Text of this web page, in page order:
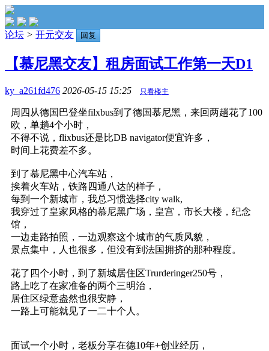
论坛 > 开元交友 回复
【慕尼黑交友】租房面试工作第一天D1
ky_a261fd476 2026-05-15 15:25 只看楼主
周四从德国巴登坐filxbus到了德国慕尼黑，来回两趟花了100
欧，单趟4个小时，
不得不说，flixbus还是比DB navigator便宜许多，
时间上花费差不多。
到了慕尼黑中心汽车站，
挨着火车站，铁路四通八达的样子，
每到一个新城市，我总习惯选择city walk,
我穿过了皇家风格的慕尼黑广场，皇宫，市长大楼，纪念
馆，
一边走路拍照，一边观察这个城市的气质风貌，
景点集中，人也很多，但没有到法国拥挤的那种程度。
花了四个小时，到了新城居住区Trurderinger250号，
路上吃了在家准备的两个三明治，
居住区绿意盎然也很安静，
一路上可能就见了一二十个人。
面试一个小时，老板分享在德10年+创业经历，